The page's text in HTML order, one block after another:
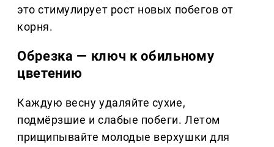
это стимулирует рост новых побегов от
корня.
Обрезка — ключ к обильному
цветению
Каждую весну удаляйте сухие,
подмёрзшие и слабые побеги. Летом
прищипывайте молодые верхушки для